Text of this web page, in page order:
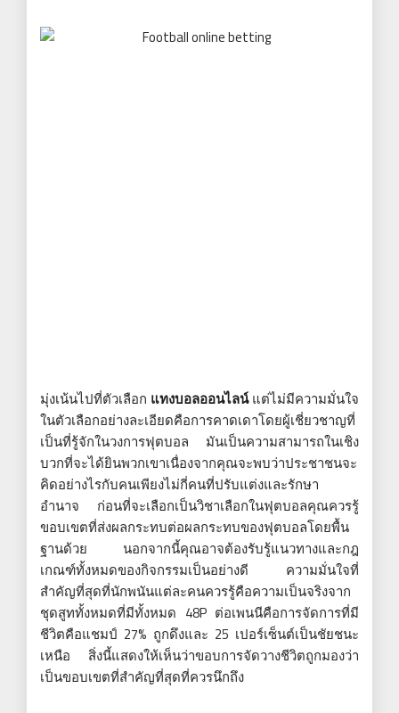
มุ่งเน้นไปที่ตัวเลือก แทงบอลออนไลน์แต่ไม่มีความมั่นใจ
ในตัวเลือกอย่างละเอียดคือการคาดเดาโดยผู้เชี่ยวชาญที่
เป็นที่รู้จักในวงการฟุตบอล มันเป็นความสามารถในเชิง
บวกที่จะได้ยินพวกเขาเนื่องจากคุณจะพบว่าประชาชนจะ
คิดอย่างไรกับคนเพียงไม่กี่คนที่ปรับแต่งและรักษา
อำนาจ ก่อนที่จะเลือกเป็นวิชาเลือกในฟุตบอลคุณควรรู้
ขอบเขตที่ส่งผลกระทบต่อผลกระทบของฟุตบอลโดยพื้น
ฐานด้วย นอกจากนี้คุณอาจต้องรับรู้แนวทางและกฎ
เกณฑ์ทั้งหมดของกิจกรรมเป็นอย่างดี ความมั่นใจที่
สำคัญที่สุดที่นักพนันแต่ละคนควรรู้คือความเป็นจริงจาก
ชุดสูททั้งหมดที่มีทั้งหมด 48P ต่อเพนนีคือการจัดการที่มี
ชีวิตคือแชมป์ 27% ถูกดึงและ 25 เปอร์เซ็นต์เป็นชัยชนะ
เหนือ สิ่งนี้แสดงให้เห็นว่าขอบการจัดวางชีวิตถูกมองว่า
เป็นขอบเขตที่สำคัญที่สุดที่ควรนึกถึง